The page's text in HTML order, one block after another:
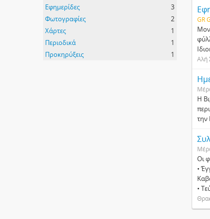
Εφημερίδες
3
Φωτογραφίες
2
Χάρτες
1
Περιοδικά
1
Προκηρύξεις
1
GR
Αλή
Η
την
Οι
•
•